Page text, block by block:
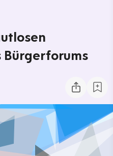
Bürgerforums